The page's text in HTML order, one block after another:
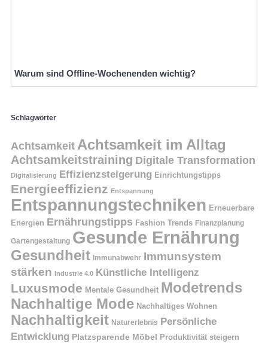
Warum sind Offline-Wochenenden wichtig?
Schlagwörter
Achtsamkeit Achtsamkeit im Alltag
Achtsamkeitstraining Digitale Transformation
Digitalisierung Effizienzsteigerung Einrichtungstipps
Energieeffizienz Entspannung
Entspannungstechniken Erneuerbare
Energien Ernährungstipps Fashion Trends Finanzplanung
Gartengestaltung Gesunde Ernährung
Gesundheit Immunabwehr Immunsystem
stärken Industrie 4.0 Künstliche Intelligenz
Luxusmode Mentale Gesundheit Modetrends
Nachhaltige Mode Nachhaltiges Wohnen
Nachhaltigkeit Naturerlebnis Persönliche
Entwicklung Platzsparende Möbel Produktivität steigern